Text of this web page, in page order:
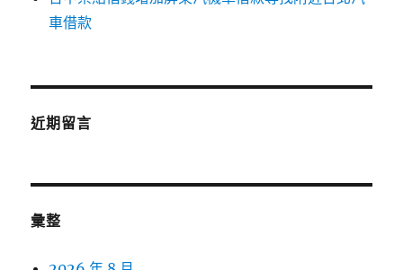
車借款
近期留言
彙整